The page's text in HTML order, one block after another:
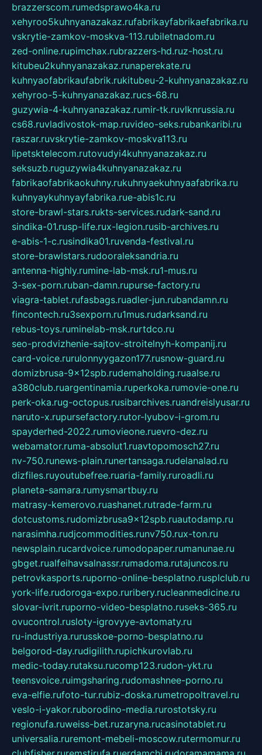
brazzerscom.rumedsprawo4ka.ru
xehyroo5kuhnyanazakaz.rufabrikayfabrikaefabrika.ru
vskrytie-zamkov-moskva-113.rubiletnadom.ru
zed-online.rupimchax.rubrazzers-hd.ruz-host.ru
kitubeu2kuhnyanazakaz.runaperekate.ru
kuhnyaofabrikaufabrik.rukitubeu-2-kuhnyanazakaz.ru
xehyroo-5-kuhnyanazakaz.rucs-68.ru
guzywia-4-kuhnyanazakaz.rumir-tk.ruvlknrussia.ru
cs68.ruvladivostok-map.ruvideo-seks.rubankaribi.ru
raszar.ruvskrytie-zamkov-moskva113.ru
lipetsktelecom.rutovudyi4kuhnyanazakaz.ru
seksuzb.ruguzywia4kuhnyanazakaz.ru
fabrikaofabrikaokuhny.rukuhnyaekuhnyaafabrika.ru
kuhnyaykuhnyayfabrika.rue-abis1c.ru
store-brawl-stars.rukts-services.rudark-sand.ru
sindika-01.rusp-life.rux-legion.rusib-archives.ru
e-abis-1-c.rusindika01.ruvenda-festival.ru
store-brawlstars.rudooraleksandria.ru
antenna-highly.rumine-lab-msk.ru1-mus.ru
3-sex-porn.ruban-damn.rupurse-factory.ru
viagra-tablet.rufasbags.ruadler-jun.rubandamn.ru
fincontech.ru3sexporn.ru1mus.rudarksand.ru
rebus-toys.ruminelab-msk.rurtdco.ru
seo-prodvizhenie-sajtov-stroitelnyh-kompanij.ru
card-voice.rurulonnyygazon177.rusnow-guard.ru
domizbrusa-9x12spb.rudemaholding.ruaalse.ru
a380club.ruargentinamia.ruperkoka.rumovie-one.ru
perk-oka.rug-octopus.rusibarchives.ruandreislyusar.ru
naruto-x.rupursefactory.rutor-lyubov-i-grom.ru
spayderhed-2022.rumovieone.ruevro-dez.ru
webamator.ruma-absolut1.ruavtopomosch27.ru
nv-750.runews-plain.runertansaga.rudelanalad.ru
dizfiles.ruyoutubefree.ruaria-family.ruroadli.ru
planeta-samara.rumysmartbuy.ru
matrasy-kemerovo.ruashanet.rutrade-farm.ru
dotcustoms.rudomizbrusa9x12spb.ruautodamp.ru
narasimha.rudjcommodities.runv750.rux-ton.ru
newsplain.rucardvoice.rumodopaper.rumanunae.ru
gbget.rualfeihavsalnassr.rumadoma.rutajuncos.ru
petrovkasports.ruporno-online-besplatno.rusplclub.ru
york-life.rudoroga-expo.ruribery.rucleanmedicine.ru
slovar-ivrit.ruporno-video-besplatno.ruseks-365.ru
ovucontrol.rusloty-igrovyye-avtomaty.ru
ru-industriya.rurusskoe-porno-besplatno.ru
belgorod-day.rudigilith.rupichkurovlab.ru
medic-today.rutaksu.rucomp123.rudon-ykt.ru
teensvoice.ruimgsharing.rudomashnee-porno.ru
eva-elfie.rufoto-tur.rubiz-doska.rumetropoltravel.ru
veslo-i-yakor.ruborodino-media.rurostotsky.ru
regionufa.ruweiss-bet.ruzaryna.rucasinotablet.ru
universalia.ruremont-mebeli-moscow.rutermomur.ru